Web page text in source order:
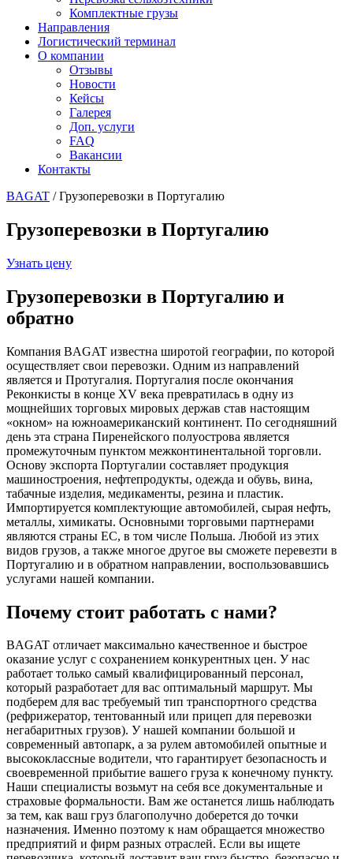
Комплектные грузы
Направления
Логистический терминал
О компании
Отзывы
Новости
Кейсы
Галерея
Доп. услуги
FAQ
Вакансии
Контакты
BAGAT /Грузоперевозки в Португалию
Грузоперевозки в Португалию
Узнать цену
Грузоперевозки в Португалию и
обратно
Компания BAGAT известна широтой географии, по которой
осуществляет свои перевозки. Одним из направлений
является и Протугалия. Португалия после окончания
Реконкисты в конце XV века превратилась в одну из
мощнейших торговых мировых держав став настоящим
«окном» на южноамериканский континент. По сегодняшний
день эта страна Пиренейского полуострова является
промежуточным пунктом межконтинентальной торговли.
Основу экспорта Португалии составляет продукция
машиностроения, нефтепродукты, одежда и обувь, вина,
табачные изделия, медикаменты, резина и пластик.
Импортируется комплектующие автомобилей, сырая нефть,
металлы, химикаты. Основными торговыми партнерами
являются страны ЕС, в том числе Польша. Любой из этих
видов грузов, а также многое другое вы сможете перевезти в
Португалию и в обратном направлении, воспользовавшись
услугами нашей компании.
Почему стоит работать с нами?
BAGAT отличает максимально качественное и быстрое
оказание услуг с сохранением конкурентных цен. У нас
работает только самый квалифицированный персонал,
который разработает для вас оптимальный маршрут. Мы
подберем для вас требуемый тип транспортного средства
(рефрижератор, тентованный или прицеп для перевозки
негабаритных грузов). У нашей компании большой и
современный автопарк, а за рулем автомобилей опытные и
высококлассные водители, что гарантирует безопасность и
своевременной прибытие вашего груза к конечному пункту.
Наши специалисты возьмут на себя все документальные и
страховые формальности. Вам же останется лишь наблюдать
за тем, как ваш груз благополучно доберется до точки
назначения. Именно поэтому к нам обращается множество
предприятий и фирм разных отраслей. Если вы ищете